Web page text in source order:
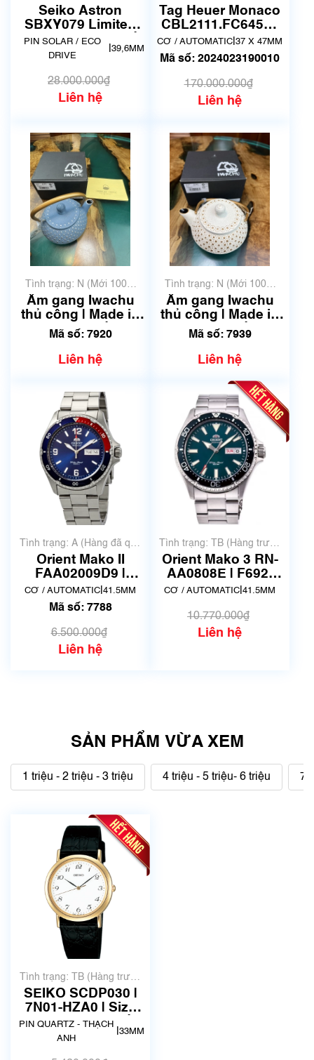
chưa qua sử dụng)
Seiko Astron
SBXY079 Limited
600 | Hàng đang về
PIN SOLAR / ECO
DRIVE
39,6MM
28.000.000₫
Liên hệ
sử dụng nhưng rất đẹp,
không có xước)
Tag Heuer Monaco
CBL2111.FC6453 |
Đã qua sử dụng
lướt
CƠ / AUTOMATIC 37 X 47MM
Mã số: 2024023190010
170.000.000₫
Liên hệ
Tình trạng: N (Mới 100%
chưa qua sử dụng)
Ấm gang Iwachu
thủ công | Made in
Japan | Mã số 7920
Mã số: 7920
Liên hệ
Tình trạng: N (Mới 100%
chưa qua sử dụng)
Ấm gang Iwachu
thủ công | Made in
Japan | Mã số 7939
Mã số: 7939
Liên hệ
Tình trạng: A (Hàng đã qua
sử dụng nhưng rất đẹp,
không có xước)
Orient Mako II
FAA02009D9 |
AA02-C5-B | Made
in Japnan | Mã số
CƠ / AUTOMATIC 41.5MM
Mã số: 7788
6.500.000₫
Liên hệ
Tình trạng: TB (Hàng trưng
bày, thanh lý)
Orient Mako 3 RN-
AA0808E | F692-
UAA0 | Size
6801
CƠ / AUTOMATIC 41.5MM
10.770.000₫
Liên hệ
SẢN PHẨM VỪA XEM
1 triệu - 2 triệu - 3 triệu 4 triệu - 5 triệu- 6 triệu 7
Tình trạng: TB (Hàng trưng
bày, thanh lý)
SEIKO SCDP030 |
7N01-HZA0 | Size
33.1mm | Mã số
6489
PIN QUARTZ - THẠCH
ANH
33MM